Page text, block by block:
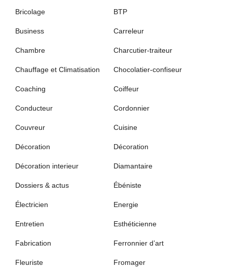
Bricolage BTP
Business Carreleur
Chambre Charcutier-traiteur
Chauffage et Climatisation Chocolatier-confiseur
Coaching Coiffeur
Conducteur Cordonnier
Couvreur Cuisine
Décoration Décoration
Décoration interieur Diamantaire
Dossiers & actus Ébéniste
Électricien Energie
Entretien Esthéticienne
Fabrication Ferronnier d’art
Fleuriste Fromager